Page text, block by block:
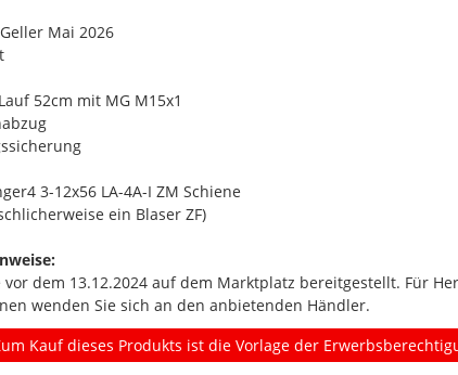
Mai 2026
52cm mit MG M15x1
3-12x56 LA-4A-I ZM Schiene
ein Blaser ZF)
vor dem 13.12.2024 auf dem Marktplatz bereitgestellt. Für
wenden Sie sich an den anbietenden Händler.
Kauf dieses Produkts ist die Vorlage der